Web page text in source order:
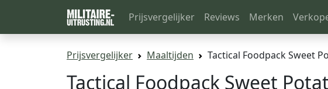
Prijsvergelijker Reviews Merken
Prijsvergelijker Maaltijden Tactical Foodpack Sweet
Tactical Foodpack Sweet